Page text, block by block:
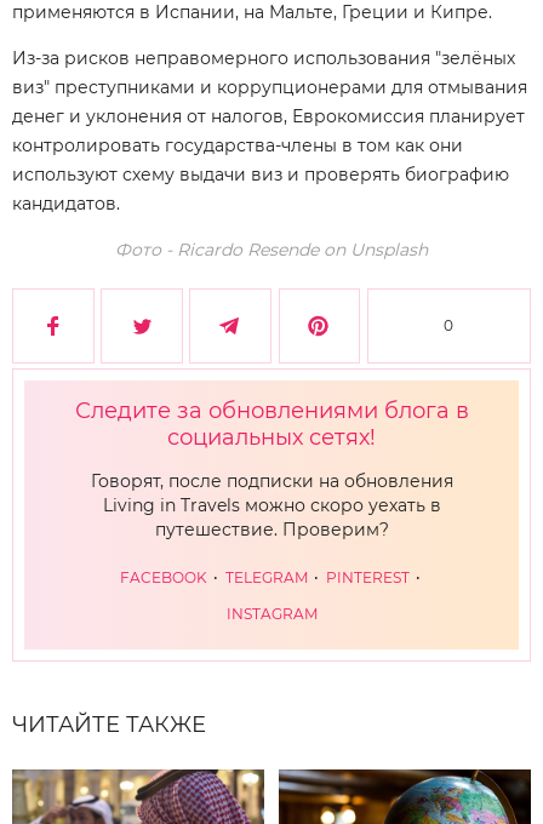
применяются в Испании, на Мальте, Греции и Кипре.
Из-за рисков неправомерного использования "зелёных
виз" преступниками и коррупционерами для отмывания
денег и уклонения от налогов, Еврокомиссия планирует
контролировать государства-члены в том как они
используют схему выдачи виз и проверять биографию
кандидатов.
Фото - Ricardo Resende on Unsplash
0
Следите за обновлениями блога в
социальных сетях!
Говорят, после подписки на обновления
Living in Travels можно скоро уехать в
путешествие. Проверим?
FACEBOOK TELEGRAM
PINTEREST
INSTAGRAM
ЧИТАЙТЕ ТАКЖЕ